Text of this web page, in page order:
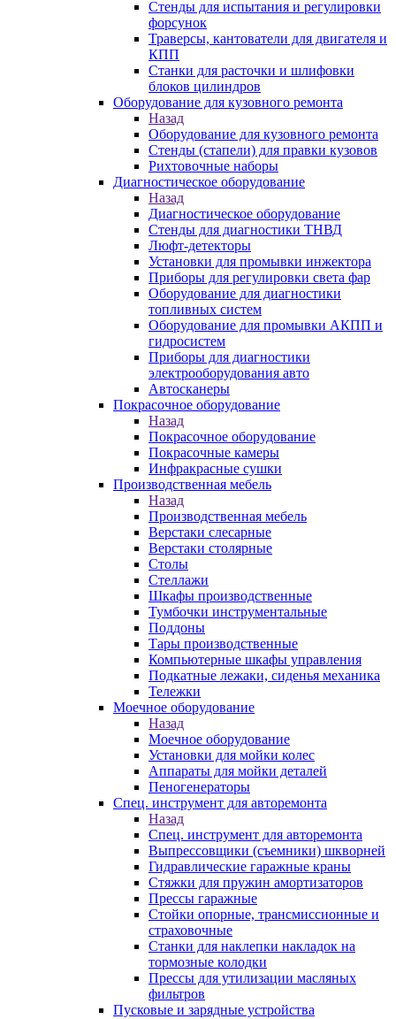
Стенды для испытания и регулировки
форсунок
Траверсы, кантователи для двигателя и
КПП
Станки для расточки и шлифовки
блоков цилиндров
Оборудование для кузовного ремонта
Назад
Оборудование для кузовного ремонта
Стенды (стапели) для правки кузовов
Рихтовочные наборы
Диагностическое оборудование
Назад
Диагностическое оборудование
Стенды для диагностики ТНВД
Люфт-детекторы
Установки для промывки инжектора
Приборы для регулировки света фар
Оборудование для диагностики
топливных систем
Оборудование для промывки АКПП и
гидросистем
Приборы для диагностики
электрооборудования авто
Автосканеры
Покрасочное оборудование
Назад
Покрасочное оборудование
Покрасочные камеры
Инфракрасные сушки
Производственная мебель
Назад
Производственная мебель
Верстаки слесарные
Верстаки столярные
Столы
Стеллажи
Шкафы производственные
Тумбочки инструментальные
Поддоны
Тары производственные
Компьютерные шкафы управления
Подкатные лежаки, сиденья механика
Тележки
Моечное оборудование
Назад
Моечное оборудование
Установки для мойки колес
Аппараты для мойки деталей
Пеногенераторы
Спец. инструмент для авторемонта
Назад
Спец. инструмент для авторемонта
Выпрессовщики (съемники) шкворней
Гидравлические гаражные краны
Стяжки для пружин амортизаторов
Прессы гаражные
Стойки опорные, трансмиссионные и
страховочные
Станки для наклепки накладок на
тормозные колодки
Прессы для утилизации масляных
фильтров
Пусковые и зарядные устройства